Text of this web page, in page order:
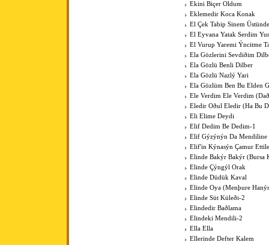
Ekini Biçer Oldum
Eklemedir Koca Konak
El Çek Tabip Sinem
El Eyvana Yatak Serdim
El Vurup Yaremi Ýncitme
Ela Gözlerini Sevdiðim
Ela Gözlü Benli Dilber
Ela Gözlü Nazlý Yari
Ela Gözlüm Ben Bu Elden
Ele Verdim Ele Verdim
Eledir Oðul Eledir (Ha Bu
Eli Elime Deydi
Elif Dedim Be Dedim-1
Elif Gýzýnýn Da Mendiline
Elif'in Kýnasýn Çamur
Elinde Bakýr Bakýr (Bursa
Elinde Çýngýl Orak
Elinde Düdük Kaval
Elinde Oya (Menþure
Elinde Süt Küleði-2
Elindedir Baðlama
Elindeki Mendili-2
Ella Ella
Ellerinde Defter Kalem